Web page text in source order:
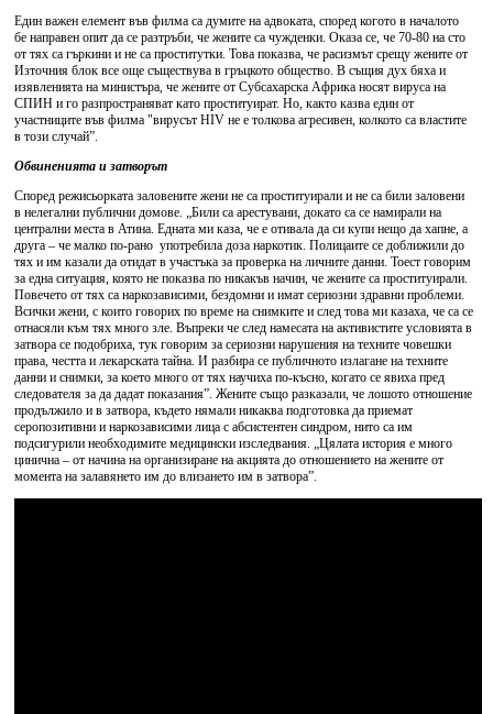
Един важен елемент във филма са думите на адвоката, според когото в началото
бе направен опит да се разтръби, че жените са чужденки. Оказа се, че 70-80 на сто
от тях са гъркини и не са проститутки. Това показва, че расизмът срещу жените от
Източния блок все още съществува в гръцкото общество. В същия дух бяха и
изявленията на министъра, че жените от Субсахарска Африка носят вируса на
СПИН и го разпространяват като проституират. Но, както казва един от
участниците във филма "вирусът HIV не е толкова агресивен, колкото са властите
в този случай”.
Обвиненията и затворът
Според режисьорката заловените жени не са проституирали и не са били заловени
в нелегални публични домове. „Били са арестувани, докато са се намирали на
централни места в Атина. Едната ми каза, че е отивала да си купи нещо да хапне, а
друга – че малко по-рано употребила доза наркотик. Полицаите се доближили до
тях и им казали да отидат в участъка за проверка на личните данни. Тоест говорим
за една ситуация, която не показва по никакъв начин, че жените са проституирали.
Повечето от тях са наркозависими, бездомни и имат сериозни здравни проблеми.
Всички жени, с които говорих по време на снимките и след това ми казаха, че са се
отнасяли към тях много зле. Въпреки че след намесата на активистите условията в
затвора се подобриха, тук говорим за сериозни нарушения на техните човешки
права, честта и лекарската тайна. И разбира се публичното излагане на техните
данни и снимки, за което много от тях научиха по-късно, когато се явиха пред
следователя за да дадат показания”. Жените също разказали, че лошото отношение
продължило и в затвора, където нямали никаква подготовка да приемат
серопозитивни и наркозависими лица с абсистентен синдром, нито са им
подсигурили необходимите медицински изследвания. „Цялата история е много
цинична – от начина на организиране на акцията до отношението на жените от
момента на залавянето им до влизането им в затвора”.